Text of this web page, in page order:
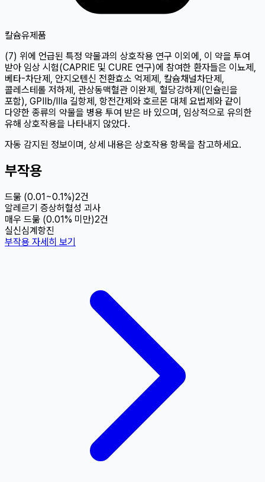
칼슘유제품
(7) 위에 언급된 특정 약물과의 상호작용 연구 이외에, 이 약을 투여
받아 임상 시험(CAPRIE 및 CURE 연구)에 참여한 환자들은 이뇨제,
베타-차단제, 안지오텐신 전환효소 억제제, 칼슘채널차단제,
콜레스테롤 저하제, 관상동맥혈관 이완제, 혈당강하제(인슐린을
포함), GPIIb/IIIa 길항제, 항전간제와 호르몬 대체 요법제와 같이
다양한 종류의 약물을 병용 투여 받은 바 있으며, 임상적으로 유의한
유해 상호작용을 나타내지 않았다.
자동 감지된 정보이며, 상세 내용은 상호작용 항목을 참고하세요.
부작용
드묾 (0.01~0.1%)2건
알레르기 증상허혈성 괴사
매우 드묾 (0.01% 미만)2건
실신심계항진
부작용 자세히 보기